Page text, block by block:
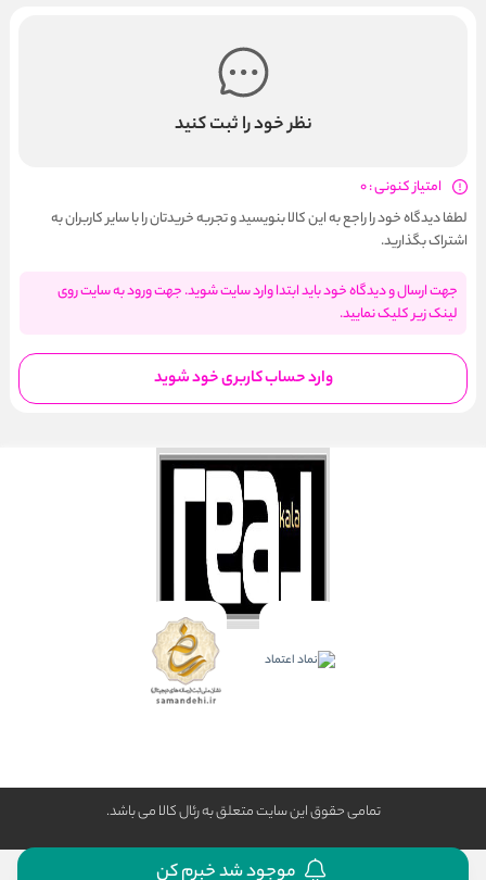
نظر خود را ثبت کنید
امتیاز کنونی : 0
لطفا دیدگاه خود را راجع به این کالا بنویسید و تجربه خریدتان را با سایر کاربران به
اشتراک بگذارید.
جهت ارسال و دیدگاه خود باید ابتدا وارد سایت شوید. جهت ورود به سایت روی
لینک زیر کلیک نمایید.
وارد حساب کاربری خود شوید
تمامی حقوق این سایت متعلق به رئال كالا می باشد.